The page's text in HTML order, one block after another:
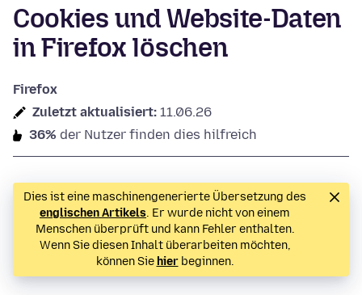
Cookies und Website-Daten
in Firefox löschen
Firefox
Zuletzt aktualisiert: 11.06.26
36% der Nutzer finden dies hilfreich
Dies ist eine maschinengenerierte Übersetzung des
englischen Artikels. Er wurde nicht von einem
Menschen überprüft und kann Fehler enthalten.
Wenn Sie diesen Inhalt überarbeiten möchten,
können Sie hierbeginnen.